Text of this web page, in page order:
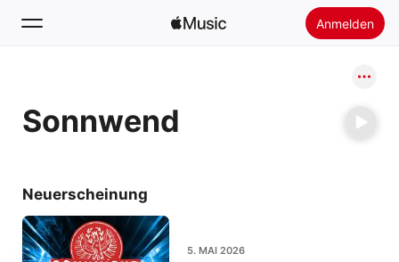
Anmelden
Startseite
Sonnwend
Neuerscheinung
5. MAI 2026